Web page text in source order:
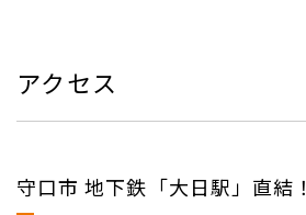
アクセス
守口市 地下鉄「大日駅」直結！